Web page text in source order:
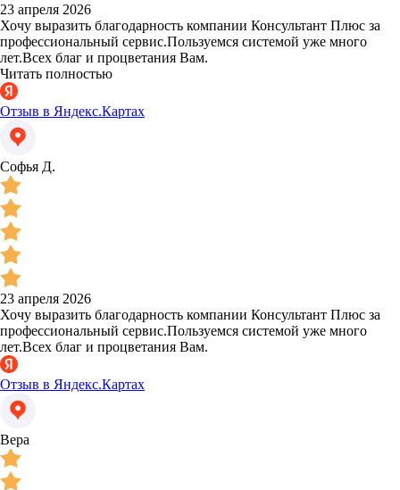
23 апреля 2026
Хочу выразить благодарность компании Консультант Плюс за
профессиональный сервис.Пользуемся системой уже много
лет.Всех благ и процветания Вам.
Читать полностью
Отзыв в Яндекс.Картах
Софья Д.
23 апреля 2026
Хочу выразить благодарность компании Консультант Плюс за
профессиональный сервис.Пользуемся системой уже много
лет.Всех благ и процветания Вам.
Отзыв в Яндекс.Картах
Вера